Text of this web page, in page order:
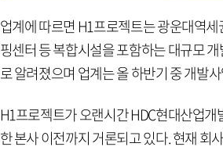
업계에 따르면 H1프로젝트는 광운대역
핑센터 등 복합시설을 포함하는 대규모
로 알려졌으며 업계는 올 하반기 중 개발
H1프로젝트가 오랜시간 HDC현대산업
한 본사 이전까지 거론되고 있다. 현재 회